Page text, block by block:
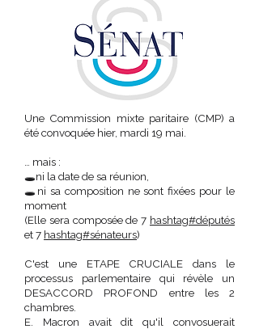
Une Commission mixte paritaire (CMP) a
été convoquée hier, mardi 19 mai.
… mais :
🕳️ni la date de sa réunion,
🕳️ni sa composition ne sont fixées pour le
moment
(Elle sera composée de 7 hashtag#députés
et 7 hashtag#sénateurs)
C'est une ETAPE CRUCIALE dans le
processus parlementaire qui révèle un
DESACCORD PROFOND entre les 2
chambres.
E. Macron avait dit qu'il convosuerait